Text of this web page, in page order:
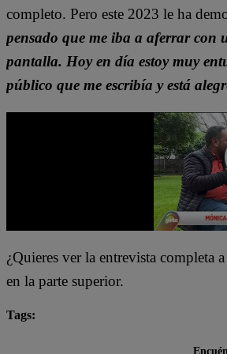
completo. Pero este 2023 le ha
pensado que me iba a aferrar con
pantalla. Hoy en día estoy muy
público que me escribía y está
¿Quieres ver la entrevista completa
en la parte superior.
Tags: